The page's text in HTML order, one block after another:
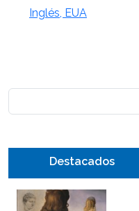
Inglés, EUA
Destacados